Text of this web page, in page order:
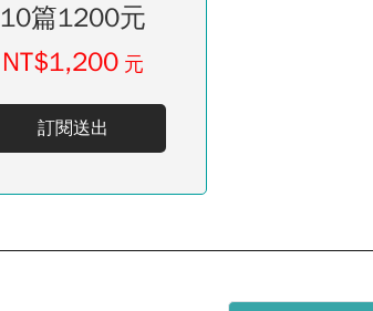
10篇1200元
NT$1,200 元
訂閱送出